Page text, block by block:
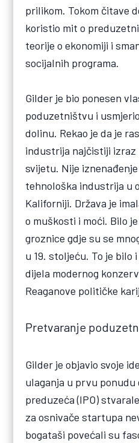
prilikom. Tokom čitave
koristio mit o
teorije o ekonomiji i
socijalnih programa.
Gilder je bio ponesen
poduzetništvu i
dolinu. Rekao je da je
industrija najčistiji
svijetu. Nije
tehnološka industrija u
Kaliforniji. Država je
o muškosti i moći. Bilo
groznice gdje su se
u 19. stoljeću. To je bilo
dijela modernog
Reaganove političke
Pretvaranje
Gilder je objavio svoje
ulaganja u prvu ponudu
preduzeća (IPO)
za osnivače startupa
bogataši povećali su